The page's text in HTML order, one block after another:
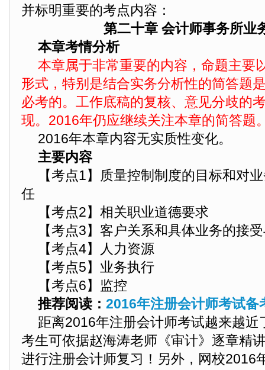
并标明重要的考点内容：
第二十章 会计师事务所业
本章考情分析
本章属于非常重要的内容，命题主要
形式，特别是结合实务分析性的简答题
必考的。工作底稿的复核、意见分歧的
现。2016年仍应继续关注本章的简答题
2016年本章内容无实质性变化。
主要内容
【考点1】质量控制制度的目标和对
任
【考点2】相关职业道德要求
【考点3】客户关系和具体业务的接
【考点4】人力资源
【考点5】业务执行
【考点6】监控
推荐阅读： 2016年注册会计师考试备
距离2016年注册会计师考试越来越近
考生可依据赵海涛老师《审计》逐章精
进行注册会计师复习！另外，网校2016